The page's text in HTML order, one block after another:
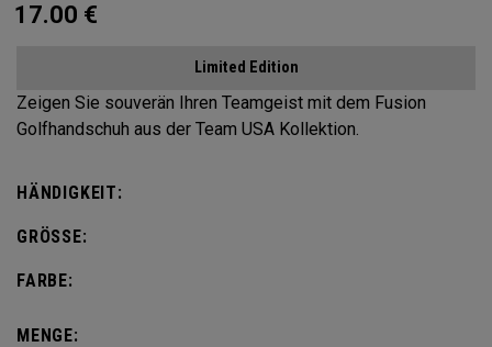
17.00 €
Limited Edition
Zeigen Sie souverän Ihren Teamgeist mit dem Fusion
Golfhandschuh aus der Team USA Kollektion.
HÄNDIGKEIT:
GRÖSSE:
FARBE:
MENGE: